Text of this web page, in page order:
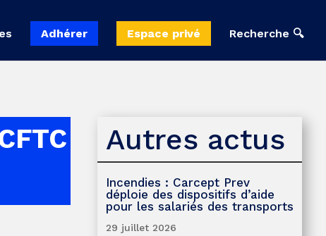
Adhérer Espace privé Recherche 🔍
Autres actus
Incendies : Carcept Prev
déploie des dispositifs d’aide
pour les salariés des transports
29 juillet 2026